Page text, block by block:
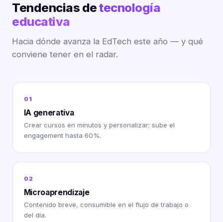
Tendencias detecnología
educativa
Hacia dónde avanza la EdTech este año — y qué
conviene tener en el radar.
01
IA generativa
Crear cursos en minutos y personalizar; sube el
engagement hasta 60%.
02
Microaprendizaje
Contenido breve, consumible en el flujo de trabajo o
del día.